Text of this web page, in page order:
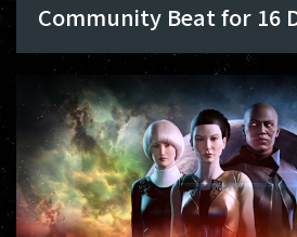
Community Beat for 16